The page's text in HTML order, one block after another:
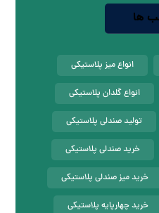
ها
انواع میز پلاستیکی
انواع گلدان پلاستیکی
تولید صندلی پلاستیکی
خرید صندلی پلاستیکی
خرید میز صندلی پلاستیکی
خرید چهارپایه پلاستیکی